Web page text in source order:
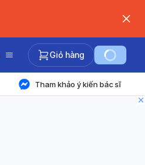
Giỏ hàng
Tham khảo ý kiến bác sĩ